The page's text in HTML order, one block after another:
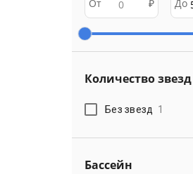
От ₽ До
Количество звезд
Без звезд 1
Бассейн